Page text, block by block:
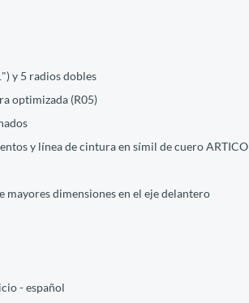
y 5 radios dobles
optimizada (R05)
y línea de cintura en símil de cuero ARTICO
mayores dimensiones en el eje delantero
- español